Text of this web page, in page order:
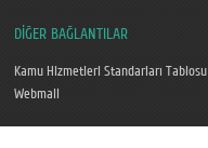
DİĞER BAĞLANTILAR
Kamu Hizmetleri Standarları Tablosu
Webmail